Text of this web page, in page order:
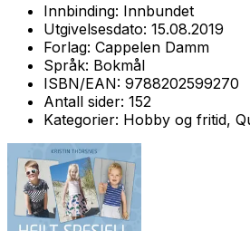
Innbinding: Innbundet
Utgivelsesdato: 15.08.2019
Forlag: Cappelen Damm
Språk: Bokmål
ISBN/EAN: 9788202599270
Antall sider: 152
Kategorier: Hobby og fritid,